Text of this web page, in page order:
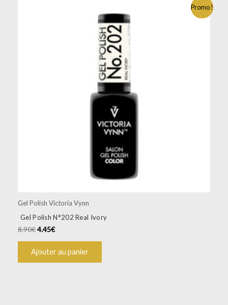
Promo !
Gel Polish Victoria Vynn
Gel Polish N°202 Real Ivory
8.90€4.45€
Ajouter au panier